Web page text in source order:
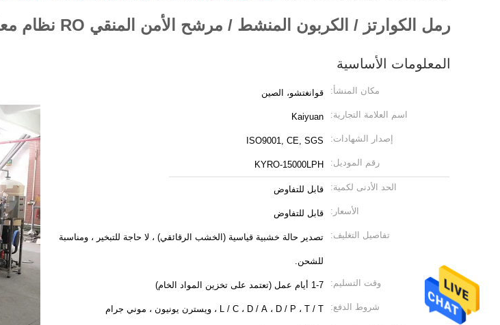
رمل الكوارتز / الكربون المنشط / مرشح الأمن المنقي RO نظام معالجة المياه لتنقية المياه
المعلومات الأساسية
مكان المنشأ: قوانغتشو، الصين
اسم العلامة التجارية: Kaiyuan
إصدار الشهادات: ISO9001, CE, SGS
رقم الموديل: KYRO-15000LPH
الحد الأدنى لكمية: قابل للتفاوض
الأسعار: قابل للتفاوض
تفاصيل التغليف: تصدير حالة خشبية قياسية (الخشب الرقائقي) ، لا حاجة للتبخير ، ومناسبة
للشحن.
وقت التسليم: 1-7 أيام عمل (تعتمد على تخزين المواد الخام)
شروط الدفع: L / C ، D / A ، D / P ، T / T ، ويسترن يونيون ، موني جرام